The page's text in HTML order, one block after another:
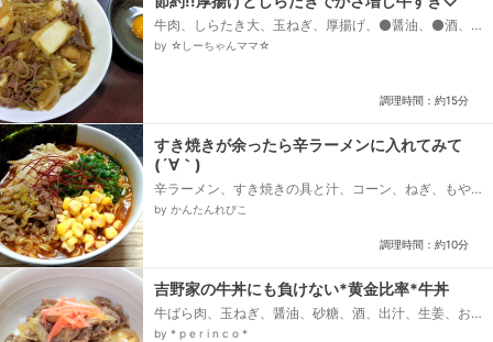
牛肉、しらたき大、玉ねぎ、厚揚げ、⚫醤油、⚫酒、
⚫砂糖、⚫ダシダ、⚫本だし
by ☆しーちゃんママ☆
調理時間：約15分
すき焼きが余ったら辛ラーメンに入れてみて
(´∀｀)
辛ラーメン、すき焼きの具と汁、コーン、ねぎ、もや
し、韓国のり、糸唐辛子
by かんたんれぴこ
調理時間：約10分
吉野家の牛丼にも負けない*黄金比率*牛丼
牛ばら肉、玉ねぎ、醤油、砂糖、酒、出汁、生姜、お
好みで卵、紅生姜、七味唐辛子
by * p e r i n c o *